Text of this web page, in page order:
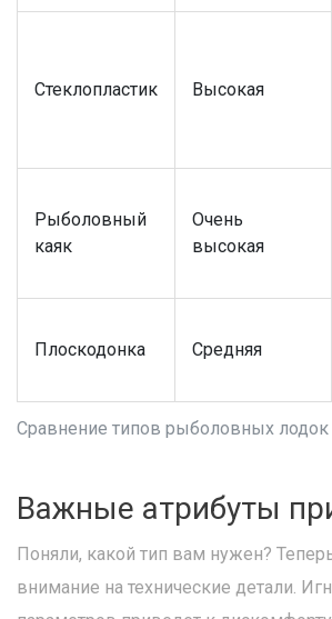
Сравнение типов рыболовных лодок
Стеклопластик Высокая
Рыболовный
каяк
Очень
высокая
Плоскодонка Средняя
Важные атрибуты
Поняли, какой тип вам нужен?
внимание на технические детали.